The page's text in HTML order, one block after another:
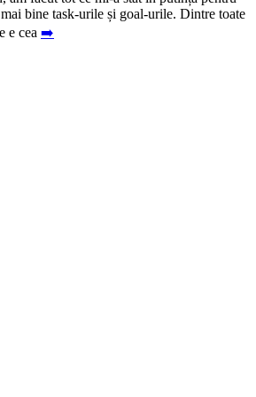
bine task-urile și goal-urile. Dintre toate
e cea ➡️
Pe lângă faptul că mesajul filmului
pe lângă urechea comediantului,
și fiindcă mi-a fost recomandat de toți
➡️
E spațiu mare, iar➡️